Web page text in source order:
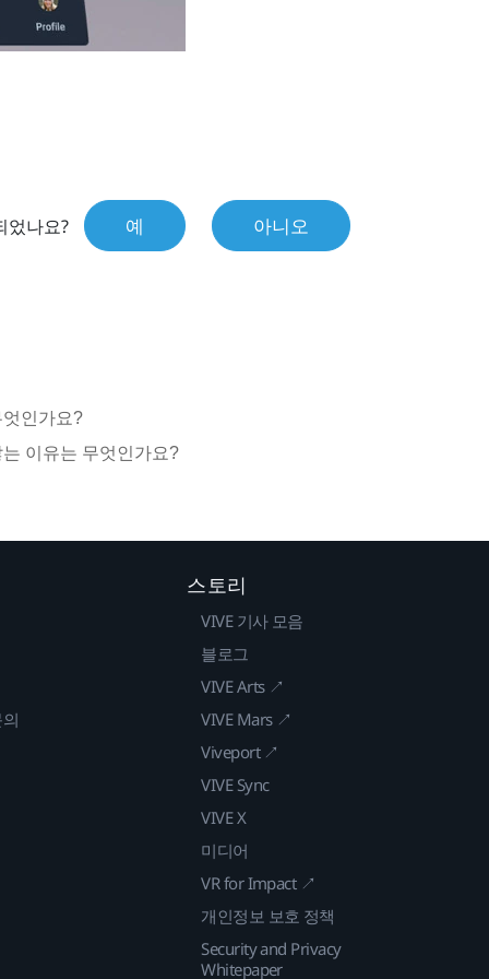
었나요? 예 아니오
인가요?
이유는 무엇인가요?
스토리
VIVE 기사 모음
블로그
VIVE Arts ↗
VIVE Mars ↗
Viveport ↗
VIVE Sync
VIVE X
미디어
VR for Impact ↗
개인정보 보호 정책
Security and Privacy
Whitepaper